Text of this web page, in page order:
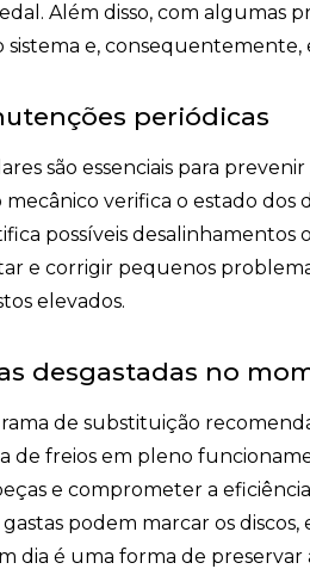
Além disso, com algumas
e, consequentemente,
periódicas
são essenciais para
verifica o estado dos
possíveis desalinhamentos
e corrigir pequenos
elevados.
desgastadas no
de substituição
de freios em pleno
e comprometer a
podem marcar os
dia é uma forma de